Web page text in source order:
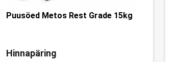
Puusöed Metos Rest Grade 15kg
Hinnapäring